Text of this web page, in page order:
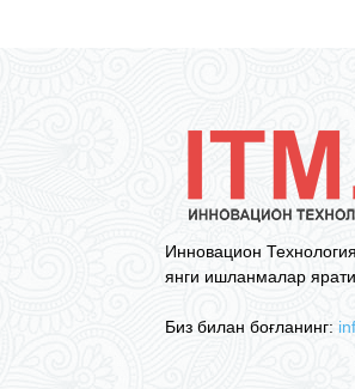
Инновацион
янги ишланмалар
Биз билан боғланинг: